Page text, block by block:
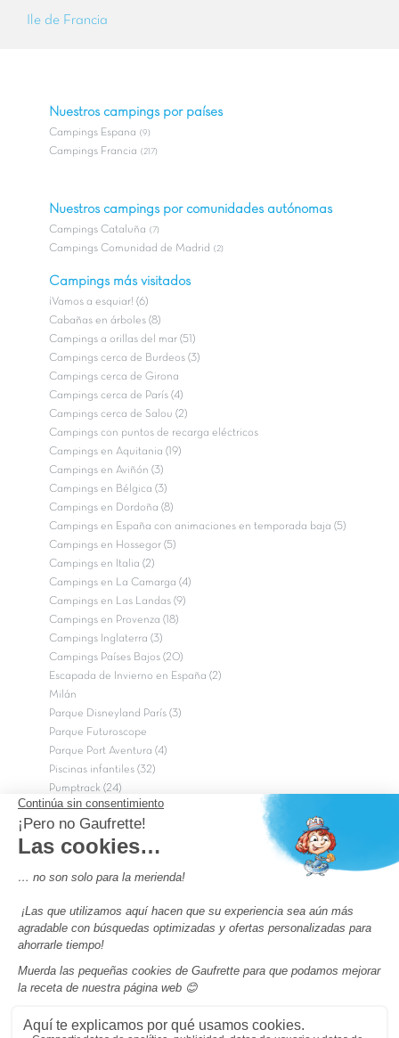
Ile de Francia
Nuestros campings por países
Campings Espana (9)
Campings Francia (217)
Nuestros campings por comunidades autónomas
Campings Cataluña (7)
Campings Comunidad de Madrid (2)
Campings más visitados
¡Vamos a esquiar! (6)
Cabañas en árboles (8)
Campings a orillas del mar (51)
Campings cerca de Burdeos (3)
Campings cerca de Girona
Campings cerca de París (4)
Campings cerca de Salou (2)
Campings con puntos de recarga eléctricos
Campings en Aquitania (19)
Campings en Aviñón (3)
Campings en Bélgica (3)
Campings en Dordoña (8)
Campings en España con animaciones en temporada baja (5)
Campings en Hossegor (5)
Campings en Italia (2)
Campings en La Camarga (4)
Campings en Las Landas (9)
Campings en Provenza (18)
Campings Inglaterra (3)
Campings Países Bajos (20)
Escapada de Invierno en España (2)
Milán
Parque Disneyland París (3)
Parque Futuroscope
Parque Port Aventura (4)
Piscinas infantiles (32)
Pumptrack (24)
Puy du Fou (2)
Roma
Semana Santa (17)
Campings de 4 estrellas en Francia
Los camping con piscinas en Francia
Camping Barcelona
Camping Costa Brava
Camping Costa daurada
Pass camping